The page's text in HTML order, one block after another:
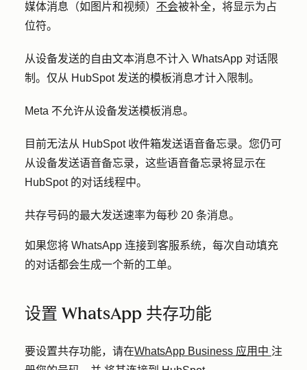
媒体消息（如图片和视频） 不会被补全，将显示为占
位符。
从设备发送的自由文本消息不计入 WhatsApp 对话限
制。仅从 HubSpot 发送的模板消息才计入限制。
Meta 不允许从设备发送模板消息。
目前无法从 HubSpot 收件箱发送语音备忘录。您仍可
从设备发送语音备忘录，这些语音备忘录将显示在
HubSpot 的对话线程中。
共存号码的最大发送速率为每秒 20 条消息。
如果您将 WhatsApp 连接到客服系统，每次自动填充
的对话都会生成一个新的工单。
设置 WhatsApp 共存功能
要设置共存功能，请在WhatsApp Business 应用中 注